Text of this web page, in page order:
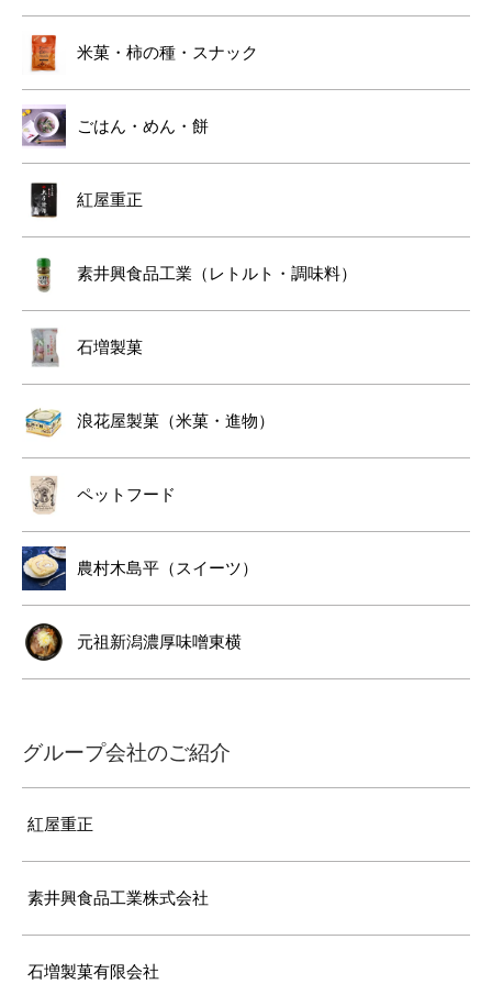
米菓・柿の種・スナック
ごはん・めん・餅
紅屋重正
素井興食品工業（レトルト・調味料）
石増製菓
浪花屋製菓（米菓・進物）
ペットフード
農村木島平（スイーツ）
元祖新潟濃厚味噌東横
グループ会社のご紹介
紅屋重正
素井興食品工業株式会社
石増製菓有限会社